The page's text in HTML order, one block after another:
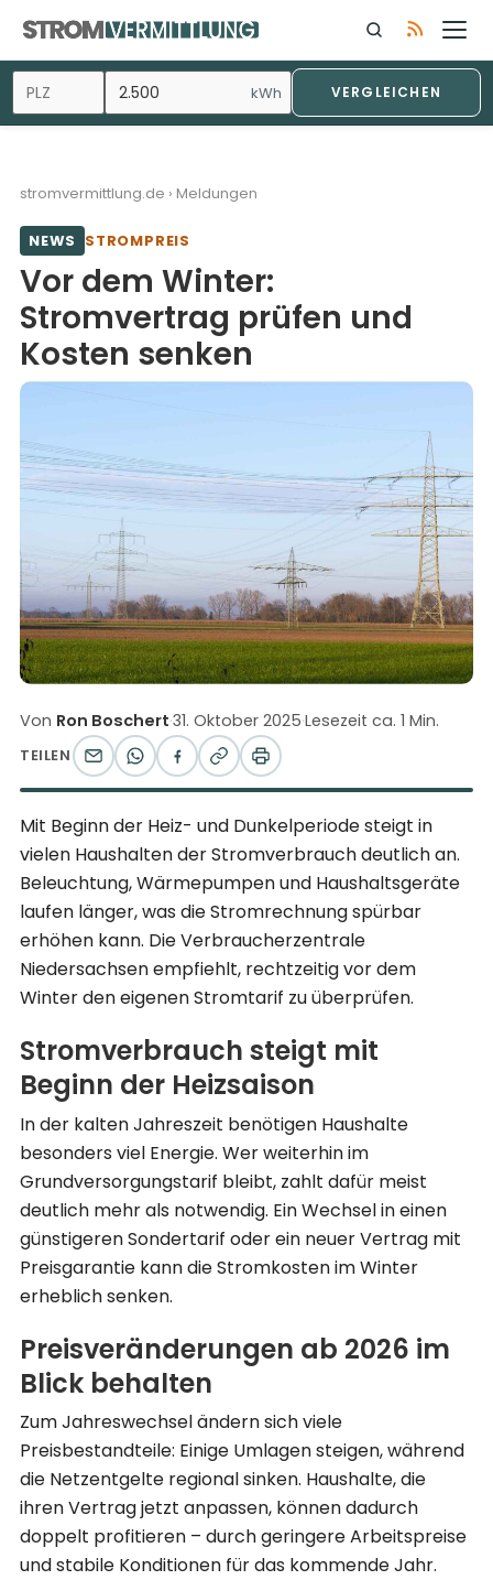
Inhalt
springen
kWh VERGLEICHEN
stromvermittlung.de › Meldungen
NEWS STROMPREIS
Vor dem Winter:
Stromvertrag prüfen und
Kosten senken
Von Ron Boschert·31. Oktober 2025·Lesezeit ca. 1 Min.
TEILEN
Mit Beginn der Heiz- und Dunkelperiode steigt in
vielen Haushalten der Stromverbrauch deutlich an.
Beleuchtung, Wärmepumpen und Haushaltsgeräte
laufen länger, was die Stromrechnung spürbar
erhöhen kann. Die Verbraucherzentrale
Niedersachsen empfiehlt, rechtzeitig vor dem
Winter den eigenen Stromtarif zu überprüfen.
Stromverbrauch steigt mit
Beginn der Heizsaison
In der kalten Jahreszeit benötigen Haushalte
besonders viel Energie. Wer weiterhin im
Grundversorgungstarif bleibt, zahlt dafür meist
deutlich mehr als notwendig. Ein Wechsel in einen
günstigeren Sondertarif oder ein neuer Vertrag mit
Preisgarantie kann die Stromkosten im Winter
erheblich senken.
Preisveränderungen ab 2026 im
Blick behalten
Zum Jahreswechsel ändern sich viele
Preisbestandteile: Einige Umlagen steigen, während
die Netzentgelte regional sinken. Haushalte, die
ihren Vertrag jetzt anpassen, können dadurch
doppelt profitieren – durch geringere Arbeitspreise
und stabile Konditionen für das kommende Jahr.